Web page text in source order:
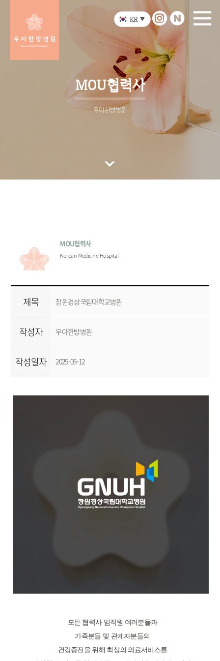
KR ▼
MOU협력사
우아한방병원
MOU협력사
Korean Medicine Hospital
제목 창원경상국립대학교병원
작성자 우아한방병원
작성일자 2025-05-12
모든 협력사 임직원 여러분들과
가족분들 및 관계자분들의
건강증진을 위해 최상의 의료서비스를